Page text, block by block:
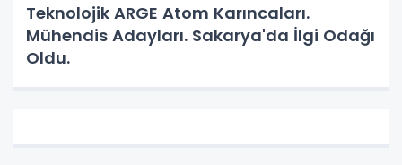
Teknolojik ARGE Atom Karıncaları.
Mühendis Adayları. Sakarya'da İlgi Odağı
Oldu.